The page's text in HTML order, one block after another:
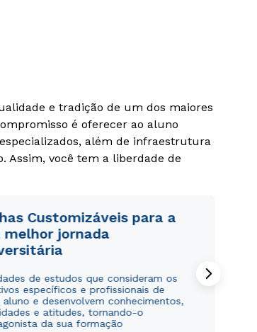
e tradição de um dos maiores
é oferecer ao aluno
além de infraestrutura
Assim, você tem a liberdade de
Customizáveis para a
melhor jornada
de estudos que consideram os
específicos e profissionais de
aluno e desenvolvem conhecimentos,
e atitudes, tornando-o
da sua formação